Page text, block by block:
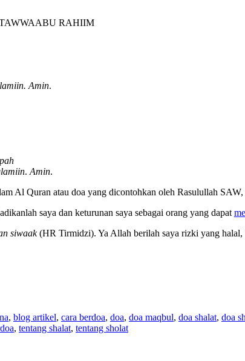
TAWWAABU RAHIIM
Amin.
. Amin.
Al Quran atau doa yang dicontohkan oleh Rasulullah
saya dan keturunan saya sebagai orang yang dapat
siwaak(HR Tirmidzi). Ya Allah berilah saya rizki yang
, blog artikel, cara berdoa, doa, doa maqbul, doa shalat, doa
, tentang shalat, tentang sholat